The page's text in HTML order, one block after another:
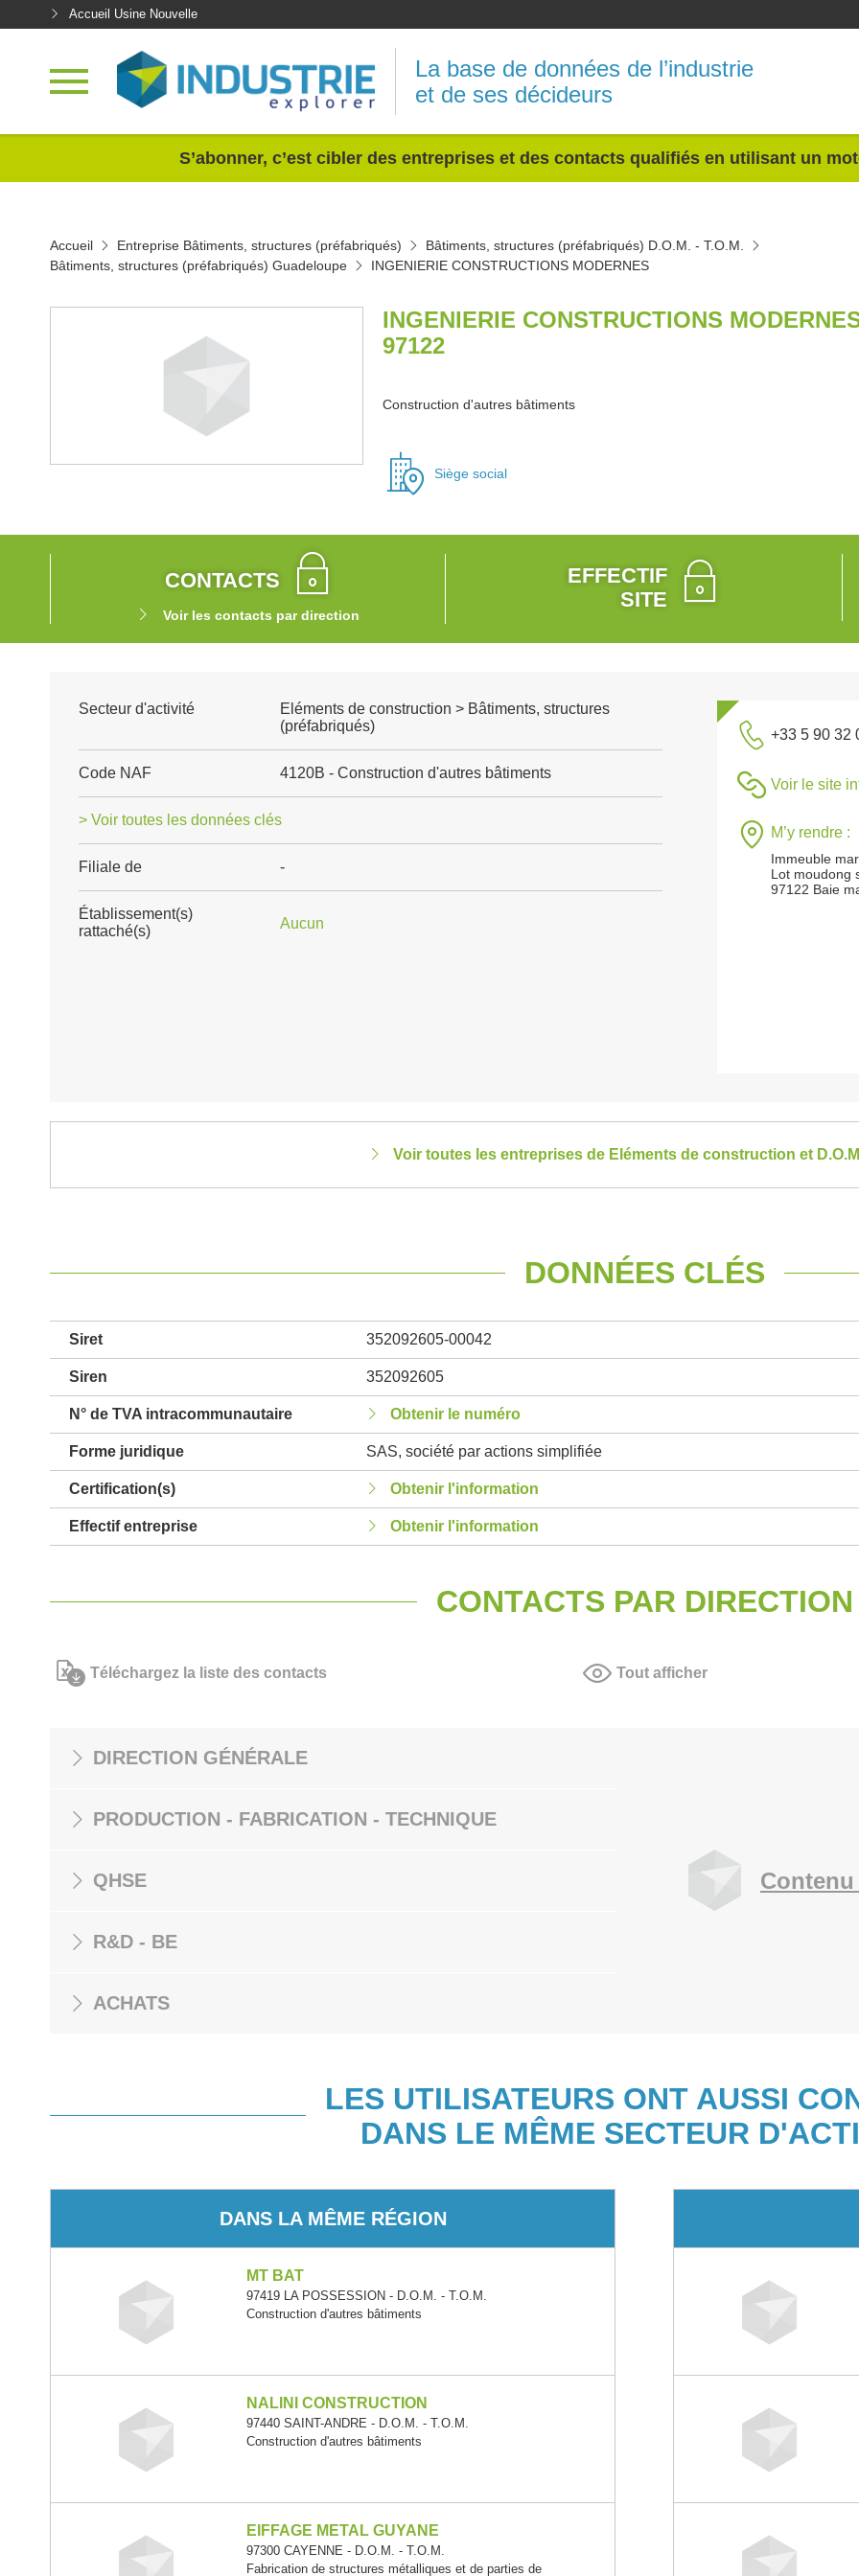
Accueil Usine Nouvelle
La base de données de l’industrie
et de ses décideurs
S’abonner, c’est cibler des entreprises et des contacts qualifiés en utilisant un
Accueil Entreprise Bâtiments, structures (préfabriqués)
Bâtiments, structures (préfabriqués) D.O.M. - T.O.M.
Bâtiments, structures (préfabriqués) Guadeloupe
INGENIERIE CONSTRUCTIONS MODERNES
INGENIERIE CONSTRUCTIONS
97122
Construction d'autres bâtiments
Siège social
CONTACTS
Voir les contacts par direction
EFFECTIF
SITE
Secteur d'activité
Eléments de construction > Bâtiments, structures
(préfabriqués)
Code NAF 4120B - Construction d'autres bâtiments
> Voir toutes les données clés
Filiale de -
Établissement(s)
rattaché(s)
Aucun
+33 5 90 32
Voir le site
M’y rendre :
Immeuble
Lot moudong
97122 Baie
Voir toutes les entreprises de Eléments de construction et
DONNÉES CLÉS
Siret 352092605-00042
Siren 352092605
N° de TVA intracommunautaire Obtenir le numéro
Forme juridique SAS, société par actions simplifiée
Certification(s) Obtenir l'information
Effectif entreprise Obtenir l'information
CONTACTS PAR DIRECTION
Téléchargez la liste des contacts Tout afficher
DIRECTION GÉNÉRALE
PRODUCTION - FABRICATION - TECHNIQUE
QHSE
R&D - BE
ACHATS
LES UTILISATEURS ONT AUSSI
DANS LE MÊME SECTEUR
DANS LA MÊME RÉGION
MT BAT
97419 LA POSSESSION - D.O.M. - T.O.M.
Construction d'autres bâtiments
NALINI CONSTRUCTION
97440 SAINT-ANDRE - D.O.M. - T.O.M.
Construction d'autres bâtiments
EIFFAGE METAL GUYANE
97300 CAYENNE - D.O.M. - T.O.M.
Fabrication de structures métalliques et de parties de